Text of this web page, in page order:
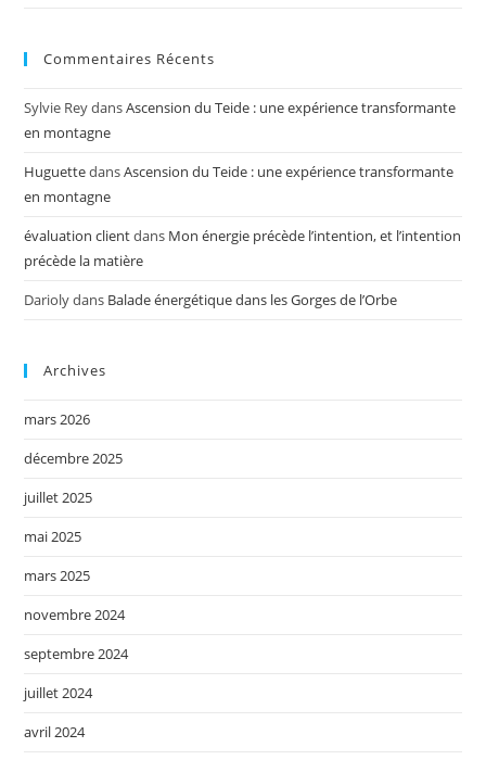
Commentaires Récents
Sylvie ReydansAscension du Teide : une expérience transformante
en montagne
HuguettedansAscension du Teide : une expérience transformante
en montagne
évaluation clientdans Mon énergie précède l’intention, et l’intention
précède la matière
Dariolydans Balade énergétique dans les Gorges de l’Orbe
Archives
mars 2026
décembre 2025
juillet 2025
mai 2025
mars 2025
novembre 2024
septembre 2024
juillet 2024
avril 2024